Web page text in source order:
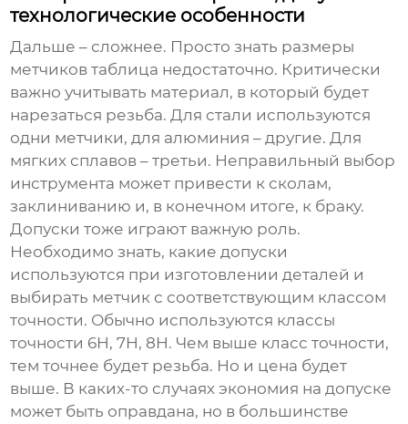
технологические особенности
Дальше – сложнее. Просто знать размеры
метчиков таблица недостаточно. Критически
важно учитывать материал, в который будет
нарезаться резьба. Для стали используются
одни метчики, для алюминия – другие. Для
мягких сплавов – третьи. Неправильный выбор
инструмента может привести к сколам,
заклиниванию и, в конечном итоге, к браку.
Допуски тоже играют важную роль.
Необходимо знать, какие допуски
используются при изготовлении деталей и
выбирать метчик с соответствующим классом
точности. Обычно используются классы
точности 6H, 7H, 8H. Чем выше класс точности,
тем точнее будет резьба. Но и цена будет
выше. В каких-то случаях экономия на допуске
может быть оправдана, но в большинстве